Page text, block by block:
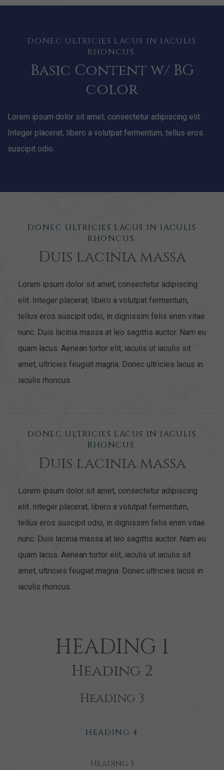
DONEC ULTRICIES LACUS IN IACULIS
RHONCUS.
Basic Content w/ BG
color
Lorem ipsum dolor sit amet, consectetur adipiscing elit.
Integer placerat, libero a volutpat fermentum, tellus eros
suscipit odio.
DONEC ULTRICIES LACUS IN IACULIS
RHONCUS.
Duis lacinia massa
Lorem ipsum dolor sit amet, consectetur adipiscing
elit. Integer placerat, libero a volutpat fermentum,
tellus eros suscipit odio, in dignissim felis enim vitae
nunc. Duis lacinia massa at leo sagittis auctor. Nam eu
quam lacus. Aenean tortor elit, iaculis ut iaculis sit
amet, ultricies feugiat magna. Donec ultricies lacus in
iaculis rhoncus.
DONEC ULTRICIES LACUS IN IACULIS
RHONCUS.
Duis lacinia massa
Lorem ipsum dolor sit amet, consectetur adipiscing
elit. Integer placerat, libero a volutpat fermentum,
tellus eros suscipit odio, in dignissim felis enim vitae
nunc. Duis lacinia massa at leo sagittis auctor. Nam eu
quam lacus. Aenean tortor elit, iaculis ut iaculis sit
amet, ultricies feugiat magna. Donec ultricies lacus in
iaculis rhoncus.
HEADING 1
Heading 2
Heading 3
HEADING 4
Heading 5